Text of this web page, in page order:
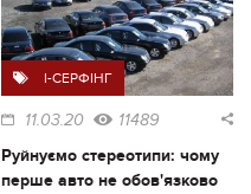
I-СЕРФІНГ
11.03.20 11489
Руйнуємо стереотипи: чому
перше авто не обов'язково